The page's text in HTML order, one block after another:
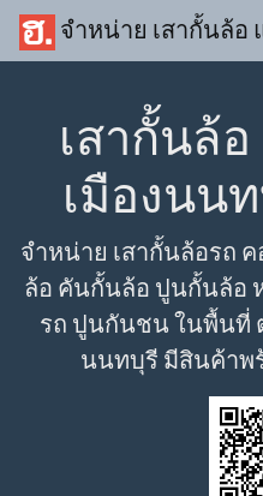
จำหน่าย เสากั้นล้อ
เสากั้นล้
เมืองนน
จำหน่าย เสากั้นล้อรถ
ล้อ คันกั้นล้อ ปูนกั้นล้อ
รถ ปูนกันชน ในพื้นที่
นนทบุรี มีสินค้าพ